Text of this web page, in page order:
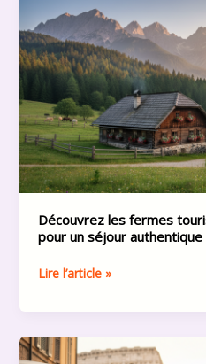
Découvrez les fermes
pour un séjour authentique
les
fermes
touristiques
incontournables
un
séjour
authentique
en
Slovénie
Lire l’article »
Explorer